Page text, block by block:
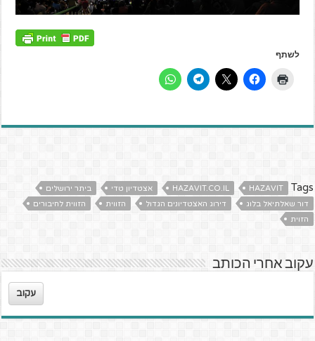
לשתף
Tags
HAZAVIT
HAZAVIT.CO.IL אצטדיון טדי
ביתר ירושלים
דור שאלתיאל בלוג
דירוג האצטדיונים הגדול הזווית
הזווית לחיבורים
הזוית
עקוב אחרי הכותב
עקוב